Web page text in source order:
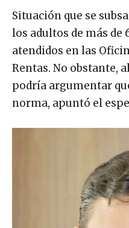
Situación que se
los adultos de más de
atendidos en las
Rentas. No obstante,
podría argumentar
norma, apuntó el